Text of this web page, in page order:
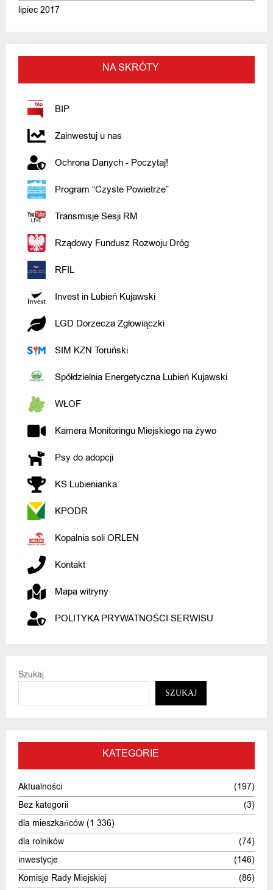
lipiec 2017
NA SKRÓTY
BIP
Zainwestuj u nas
Ochrona Danych - Poczytaj!
Program “Czyste Powietrze”
Transmisje Sesji RM
Rządowy Fundusz Rozwoju Dróg
RFIL
Invest in Lubień Kujawski
LGD Dorzecza Zgłowiączki
SIM KZN Toruński
Spółdzielnia Energetyczna Lubień Kujawski
WŁOF
Kamera Monitoringu Miejskiego na żywo
Psy do adopcji
KS Lubienianka
KPODR
Kopalnia soli ORLEN
Kontakt
Mapa witryny
POLITYKA PRYWATNOŚCI SERWISU
Szukaj
SZUKAJ
KATEGORIE
Aktualności
(197)
Bez kategorii
(3)
dla mieszkańców (1 336)
dla rolników
(74)
inwestycje
(146)
Komisje Rady Miejskiej
(86)